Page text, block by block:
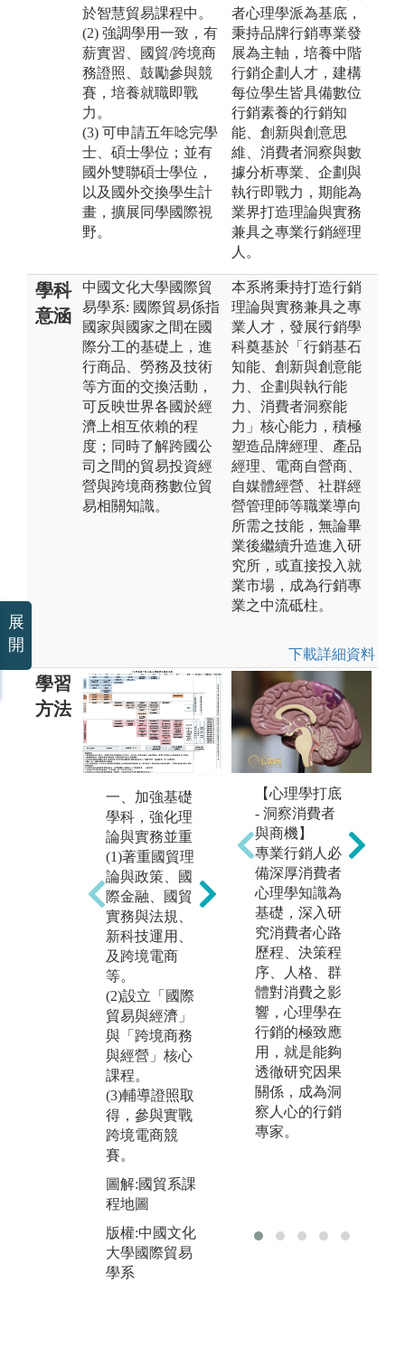
於智慧貿易課程中。
(2) 強調學用一致，有
薪實習、國貿/跨境商
務證照、鼓勵參與競
賽，培養就職即戰
力。
(3) 可申請五年唸完學
士、碩士學位；並有
國外雙聯碩士學位，
以及國外交換學生計
畫，擴展同學國際視
野。
者心理學派為基底，
秉持品牌行銷專業發
展為主軸，培養中階
行銷企劃人才，建構
每位學生皆具備數位
行銷素養的行銷知
能、創新與創意思
維、消費者洞察與數
據分析專業、企劃與
執行即戰力，期能為
業界打造理論與實務
兼具之專業行銷經理
人。
學科
意涵
中國文化大學國際貿
易學系: 國際貿易係指
國家與國家之間在國
際分工的基礎上，進
行商品、勞務及技術
等方面的交換活動，
可反映世界各國於經
濟上相互依賴的程
度；同時了解跨國公
司之間的貿易投資經
營與跨境商務數位貿
易相關知識。
本系將秉持打造行銷
理論與實務兼具之專
業人才，發展行銷學
科奠基於「行銷基石
知能、創新與創意能
力、企劃與執行能
力、消費者洞察能
力」核心能力，積極
塑造品牌經理、產品
經理、電商自營商、
自媒體經營、社群經
營管理師等職業導向
所需之技能，無論畢
業後繼續升造進入研
究所，或直接投入就
業市場，成為行銷專
業之中流砥柱。
下載詳細資料
學習
方法
一、加強基礎
學科，強化理
論與實務並重
(1)著重國貿理
論與政策、國
際金融、國貿
實務與法規、
新科技運用、
及跨境電商
等。
(2)設立「國際
貿易與經濟」
與「跨境商務
與經營」核心
課程。
(3)輔導證照取
得，參與實戰
跨境電商競
賽。
圖解:國貿系課
程地圖
版權:中國文化
大學國際貿易
學系
二、海外移地
學習
為了培育學生
國際宏觀視
野，不定期辦
理海外移地教
學活動。歷年
來舉辦過美
國、英國、中
國大陸等學習
交流；透過實
地參訪與觀摩
教學，瞭解當
地企業的營運
模式、體驗跨
國文化。影音
分享：國貿系
學生參與 【20
Km
【心理學打底
- 洞察消費者
與商機】
專業行銷人必
備深厚消費者
心理學知識為
基礎，深入研
究消費者心路
歷程、決策程
序、人格、群
體對消費之影
響，心理學在
行銷的極致應
用，就是能夠
透徹研究因果
關係，成為洞
察人心的行銷
專家。
展
開